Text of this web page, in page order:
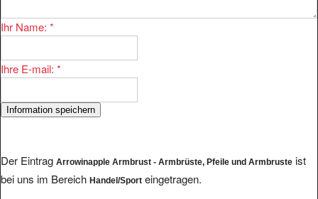
Ihr Name: *
Ihre E-mail: *
Der Eintrag Arrowinapple Armbrust - Armbrüste, Pfeile und Armbruste ist
bei uns im Bereich Handel/Sport eingetragen.